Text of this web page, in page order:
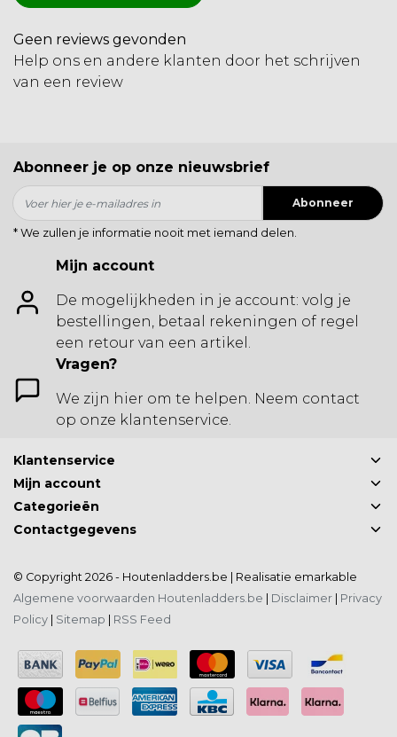
Geen reviews gevonden
Help ons en andere klanten door het schrijven
van een review
Abonneer je op onze nieuwsbrief
Abonneer
* We zullen je informatie nooit met iemand delen.
Mijn account
De mogelijkheden in je account: volg je
bestellingen, betaal rekeningen of regel
een retour van een artikel.
Vragen?
We zijn hier om te helpen. Neem contact
op onze klantenservice.
Klantenservice
Mijn account
Categorieën
Contactgegevens
© Copyright 2026 - Houtenladders.be | Realisatie emarkable
Algemene voorwaarden Houtenladders.be
Disclaimer
Privacy
Policy
Sitemap RSS Feed